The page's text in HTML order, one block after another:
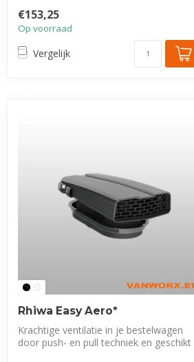
€153,25
Op voorraad
Vergelijk
Rhiwa Easy Aero*
Krachtige ventilatie in je bestelwagen
door push- en pull techniek en geschikt